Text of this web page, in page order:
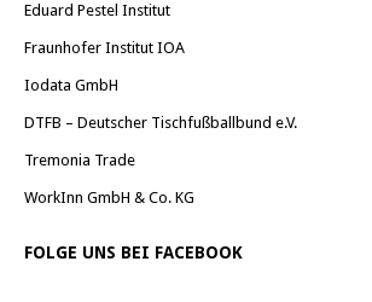
Eduard Pestel Institut
Fraunhofer Institut IOA
Iodata GmbH
DTFB – Deutscher Tischfußballbund e.V.
Tremonia Trade
WorkInn GmbH & Co. KG
FOLGE UNS BEI FACEBOOK